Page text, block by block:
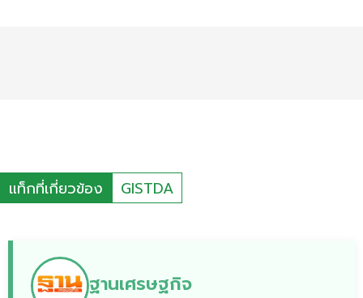
แท็กที่เกี่ยวข้อง GISTDA
ฐานเศรษฐกิจ